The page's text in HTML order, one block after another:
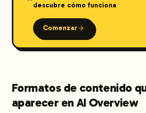
descubre cómo funciona
Comenzar
Formatos de contenido
aparecer en AI Overview